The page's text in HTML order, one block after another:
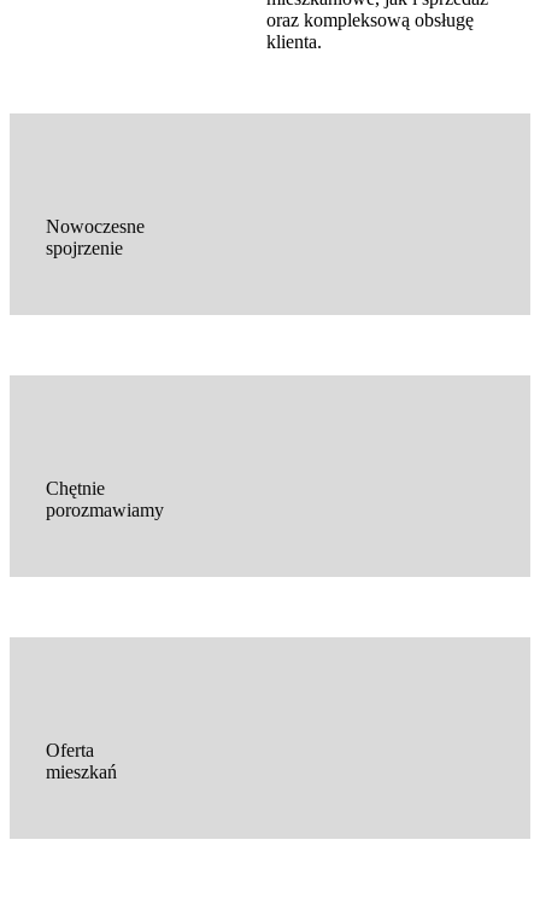
oraz kompleksową obsługę
klienta.
Nowoczesne
spojrzenie
Chętnie
porozmawiamy
Oferta
mieszkań